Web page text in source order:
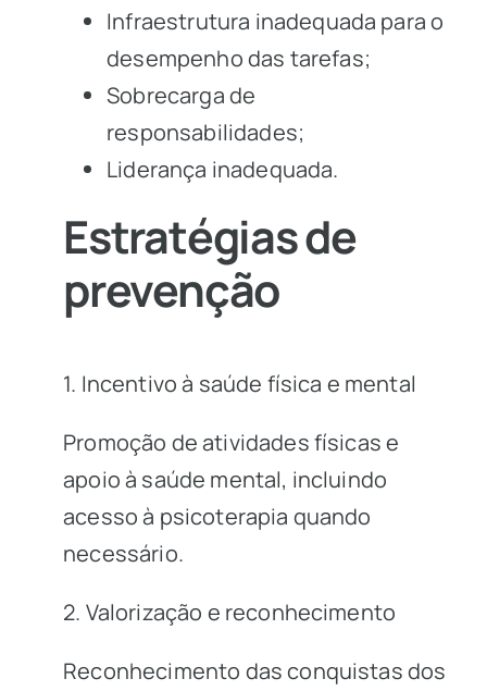
Infraestrutura inadequada para o
desempenho das tarefas;
Sobrecarga de
responsabilidades;
Liderança inadequada.
Estratégias de
prevenção
1. Incentivo à saúde física e mental
Promoção de atividades físicas e
apoio à saúde mental, incluindo
acesso à psicoterapia quando
necessário.
2. Valorização e reconhecimento
Reconhecimento das conquistas dos